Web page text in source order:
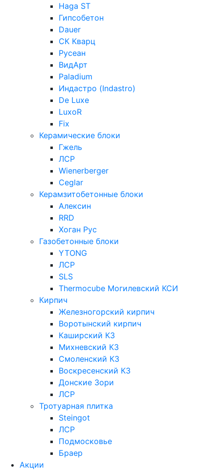
Haga ST
Гипсобетон
Dauer
СК Кварц
Русеан
ВидАрт
Paladium
Индастро (Indastro)
De Luxe
LuxoR
Fix
Керамические блоки
Гжель
ЛСР
Wienerberger
Ceglar
Керамзитобетонные блоки
Алексин
RRD
Хоган Рус
Газобетонные блоки
YTONG
ЛСР
SLS
Thermocube Могилевский КСИ
Кирпич
Железногорский кирпич
Воротынский кирпич
Каширский КЗ
Михневский КЗ
Смоленский КЗ
Воскресенский КЗ
Донские Зори
ЛСР
Тротуарная плитка
Steingot
ЛСР
Подмосковье
Браер
Акции